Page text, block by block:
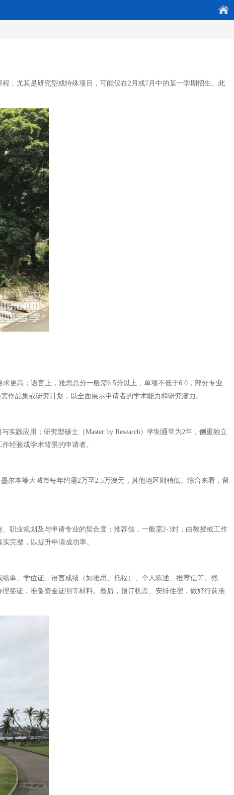
，尤其是研究型或特殊项目，可能仅在2月或7月中的某一学期招生。此
更高；语言上，雅思总分一般需6.5分以上，单项不低于6.0，部分专业
作品集或研究计划，以全面展示申请者的学术能力和研究潜力。
践应用；研究型硕士（Master by Research）学制通常为2年，侧重独立
经验或学术背景的申请者。
尔本等大城市每年约需2万至2.5万澳元，其他地区则稍低。综合来看，留
职业规划及与申请专业的契合度；推荐信，一般需2-3封，由教授或工作
完整，以提升申请成功率。
单、学位证、语言成绩（如雅思、托福）、个人陈述、推荐信等。然
签证，准备资金证明等材料。最后，预订机票、安排住宿，做好行前准